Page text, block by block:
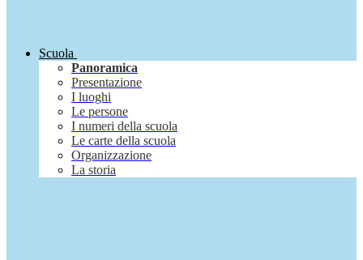
Scuola
Panoramica
Presentazione
I luoghi
Le persone
I numeri della scuola
Le carte della scuola
Organizzazione
La storia